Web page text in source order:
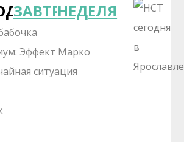
ЗАВТРАНЕДЕЛЯ
Эффект Марко
ситуация